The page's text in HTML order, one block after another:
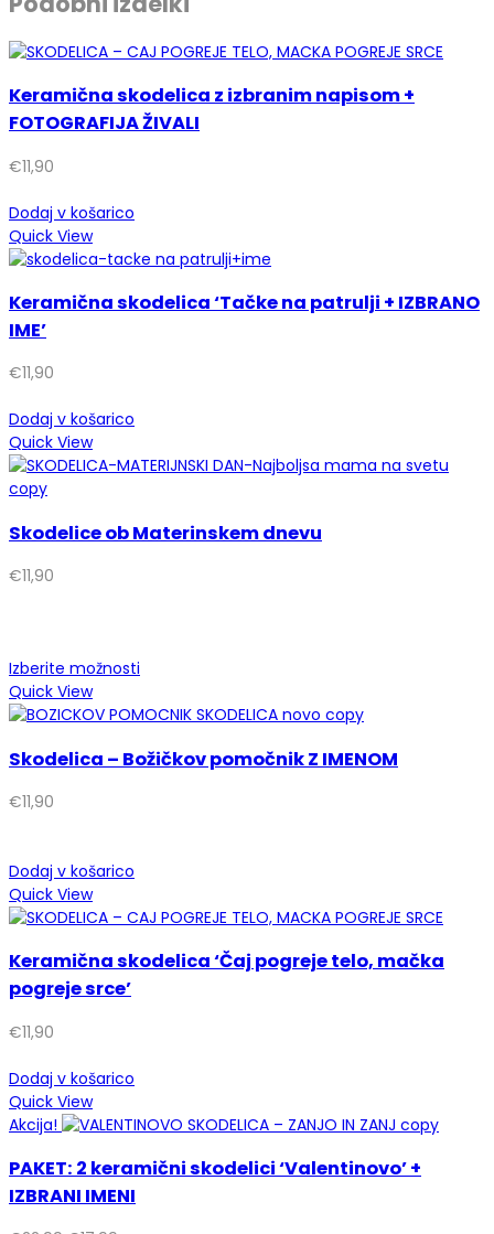
Keramična skodelica z izbranim napisom +
FOTOGRAFIJA ŽIVALI
€11,90
Dodaj v košarico
Quick View
Keramična skodelica ‘Tačke na patrulji + IZBRANO
IME’
€11,90
Dodaj v košarico
Quick View
Skodelice ob Materinskem dnevu
€11,90
Izberite možnosti
Quick View
Skodelica – Božičkov pomočnik Z IMENOM
€11,90
Dodaj v košarico
Quick View
Keramična skodelica ‘Čaj pogreje telo, mačka
pogreje srce’
€11,90
Dodaj v košarico
Quick View
Akcija!
PAKET: 2 keramični skodelici ‘Valentinovo’ +
IZBRANI IMENI